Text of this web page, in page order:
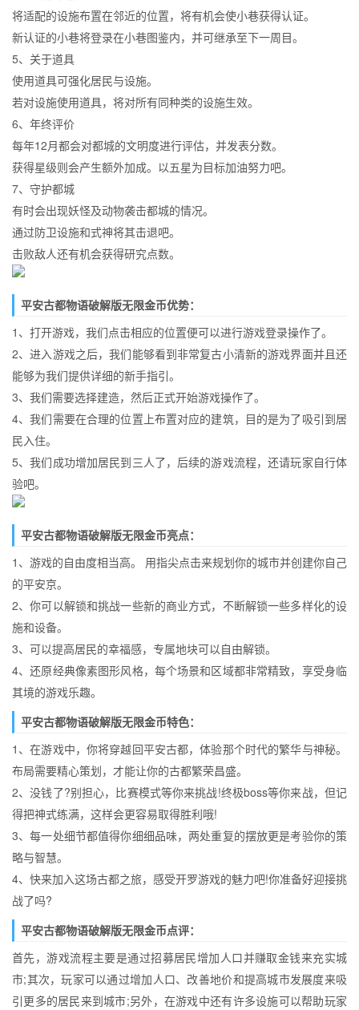
将适配的设施布置在邻近的位置，将有机会使小巷获得认证。
新认证的小巷将登录在小巷图鉴内，并可继承至下一周目。
5、关于道具
使用道具可强化居民与设施。
若对设施使用道具，将对所有同种类的设施生效。
6、年终评价
每年12月都会对都城的文明度进行评估，并发表分数。
获得星级则会产生额外加成。以五星为目标加油努力吧。
7、守护都城
有时会出现妖怪及动物袭击都城的情况。
通过防卫设施和式神将其击退吧。
击败敌人还有机会获得研究点数。
平安古都物语破解版无限金币优势：
1、打开游戏，我们点击相应的位置便可以进行游戏登录操作了。
2、进入游戏之后，我们能够看到非常复古小清新的游戏界面并且还
能够为我们提供详细的新手指引。
3、我们需要选择建造，然后正式开始游戏操作了。
4、我们需要在合理的位置上布置对应的建筑，目的是为了吸引到居
民入住。
5、我们成功增加居民到三人了，后续的游戏流程，还请玩家自行体
验吧。
平安古都物语破解版无限金币亮点：
1、游戏的自由度相当高。 用指尖点击来规划你的城市并创建你自己
的平安京。
2、你可以解锁和挑战一些新的商业方式，不断解锁一些多样化的设
施和设备。
3、可以提高居民的幸福感，专属地块可以自由解锁。
4、还原经典像素图形风格，每个场景和区域都非常精致，享受身临
其境的游戏乐趣。
平安古都物语破解版无限金币特色：
1、在游戏中，你将穿越回平安古都，体验那个时代的繁华与神秘。
布局需要精心策划，才能让你的古都繁荣昌盛。
2、没钱了?别担心，比赛模式等你来挑战!终极boss等你来战，但记
得把神式练满，这样会更容易取得胜利哦!
3、每一处细节都值得你细细品味，两处重复的摆放更是考验你的策
略与智慧。
4、快来加入这场古都之旅，感受开罗游戏的魅力吧!你准备好迎接挑
战了吗?
平安古都物语破解版无限金币点评：
首先，游戏流程主要是通过招募居民增加人口并赚取金钱来充实城
市;其次，玩家可以通过增加人口、改善地价和提高城市发展度来吸
引更多的居民来到城市;另外，在游戏中还有许多设施可以帮助玩家